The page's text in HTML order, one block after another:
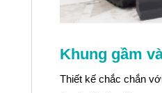
Khung gầm
Thiết kế chắc chắn